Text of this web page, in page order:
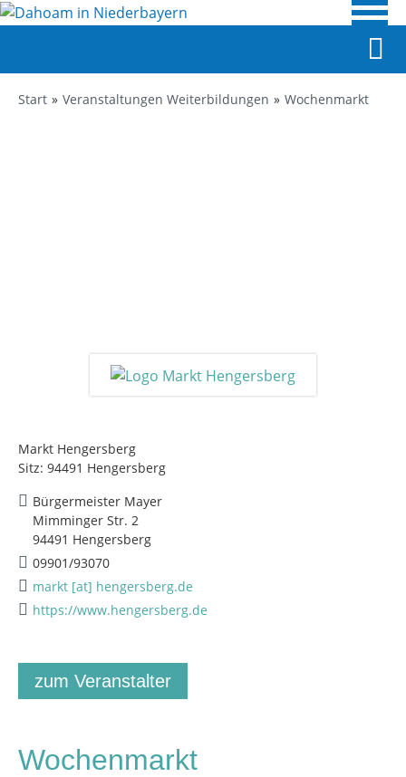
Start Veranstaltungen Weiterbildungen Wochenmarkt
Markt Hengersberg
Sitz: 94491 Hengersberg
Bürgermeister Mayer
Mimminger Str. 2
94491 Hengersberg
09901/93070
markt [at] hengersberg.de
https://www.hengersberg.de
zum Veranstalter
Wochenmarkt